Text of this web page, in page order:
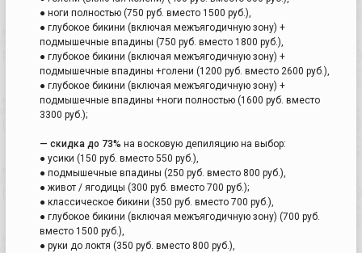
● ноги полностью (750 руб. вместо 1500 руб.),
● глубокое бикини (включая межъягодичную зону) +
подмышечные впадины (750 руб. вместо 1800 руб.),
● глубокое бикини (включая межъягодичную зону) +
подмышечные впадины +голени (1200 руб. вместо 2600 руб.),
● глубокое бикини (включая межъягодичную зону) +
подмышечные впадины +ноги полностью (1600 руб. вместо
3300 руб.);
— скидка до 73% на восковую депиляцию на выбор:
● усики (150 руб. вместо 550 руб.),
● подмышечные впадины (250 руб. вместо 800 руб.),
● живот / ягодицы (300 руб. вместо 700 руб.);
● классическое бикини (350 руб. вместо 700 руб.),
● глубокое бикини (включая межъягодичную зону) (700 руб.
вместо 1500 руб.),
● руки до локтя (350 руб. вместо 800 руб.),